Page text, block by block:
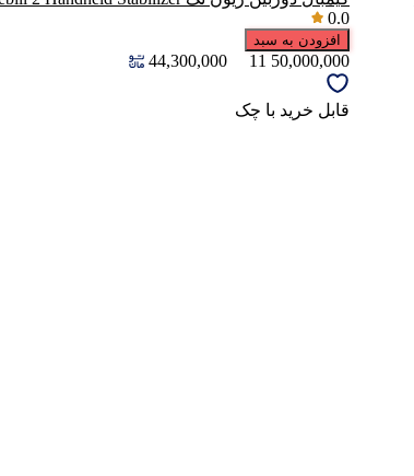
0.0
افزودن به سبد
50,000,000
11
44,300,000
قابل خرید با چک